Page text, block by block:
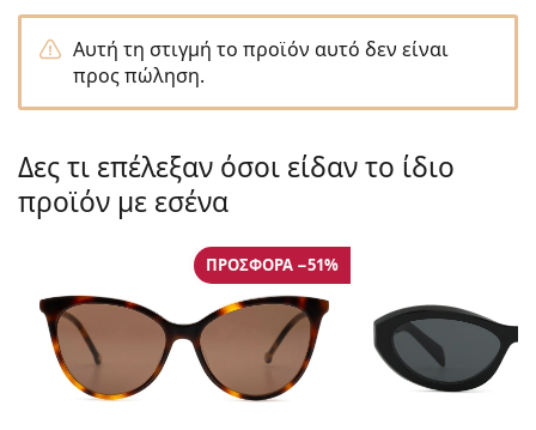
Persol
Prada
Όλες οι μάρκες
Αυτή τη στιγμή το προϊόν αυτό δεν είναι
προς πώληση.
Δες τι επέλεξαν όσοι είδαν το ίδιο
προϊόν με εσένα
ΠΡΟΣΦΟΡΆ −51%